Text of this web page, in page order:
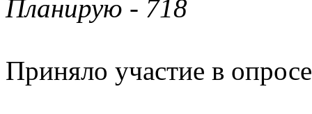
Планирую - 718
Приняло участие в